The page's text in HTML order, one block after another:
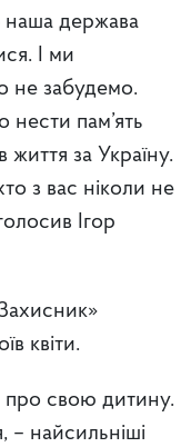
наша держава
І ми
не забудемо.
нести пам’ять
життя за Україну.
з вас ніколи не
Ігор
квіти.
про свою дитину.
– найсильніші